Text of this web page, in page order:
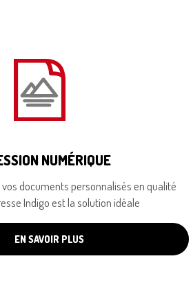
NUMÉRIQUE
documents personnalisés en qualité
Indigo est la solution idéale
EN SAVOIR PLUS